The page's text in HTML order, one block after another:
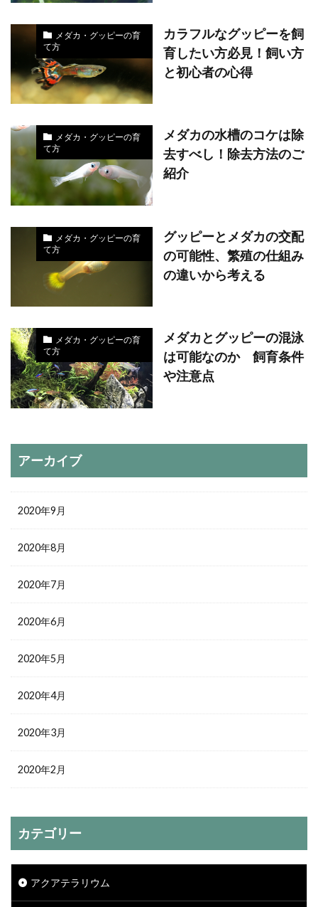
メダカ・グッピーの育
て方
カラフルなグッピーを飼
育したい方必見！飼い方
と初心者の心得
メダカ・グッピーの育
て方
メダカの水槽のコケは除
去すべし！除去方法のご
紹介
メダカ・グッピーの育
て方
グッピーとメダカの交配
の可能性、繁殖の仕組み
の違いから考える
メダカ・グッピーの育
て方
メダカとグッピーの混泳
は可能なのか 飼育条件
や注意点
アーカイブ
2020年9月
2020年8月
2020年7月
2020年6月
2020年5月
2020年4月
2020年3月
2020年2月
カテゴリー
アクアテラリウム